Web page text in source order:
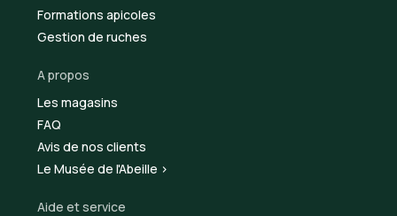
Formations apicoles
Gestion de ruches
A propos
Les magasins
FAQ
Avis de nos clients
Le Musée de l'Abeille >
Aide et service